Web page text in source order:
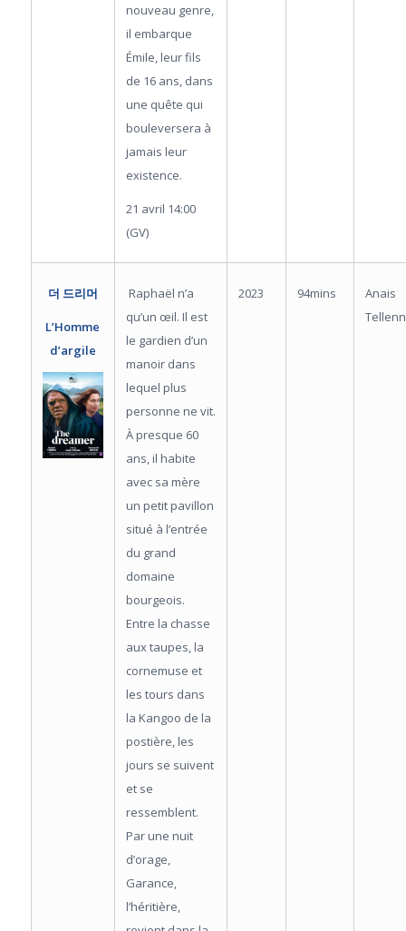
nouveau genre,
il embarque
Émile, leur fils
de 16 ans, dans
une quête qui
bouleversera à
jamais leur
existence.
21 avril 14:00
(GV)
더 드리머
L’Homme
d’argile
Raphaël n’a
qu’un œil. Il est
le gardien d’un
manoir dans
lequel plus
personne ne vit.
À presque 60
ans, il habite
avec sa mère
un petit pavillon
situé à l’entrée
du grand
domaine
bourgeois.
Entre la chasse
aux taupes, la
cornemuse et
les tours dans
la Kangoo de la
postière, les
jours se suivent
et se
ressemblent.
Par une nuit
d’orage,
Garance,
l’héritière,
2023 94mins
Anais